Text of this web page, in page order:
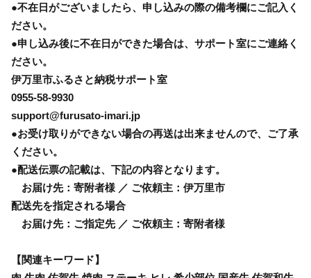
●不在日がございましたら、申し込みの際の備考欄にご記入く
ださい。
●申し込み後に不在日ができた場合は、サポート室にご連絡く
ださい。
伊万里市ふるさと納税サポート室
0955-58-9930
support@furusato-imari.jp
●お受け取りができない場合の再送は出来ませんので、ご了承
ください。
●配送伝票の記載は、下記の内容となります。
お届け先：寄附者様 ／ ご依頼主：伊万里市
配送先を指定される場合
お届け先：ご指定先 ／ ご依頼主：寄附者様
【関連キーワード】